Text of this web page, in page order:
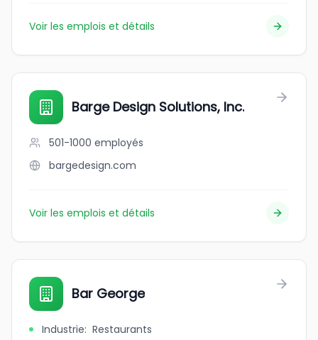
Voir les emplois et détails
Barge Design Solutions, Inc.
501-1000 employés
bargedesign.com
Voir les emplois et détails
Bar George
Industrie: Restaurants